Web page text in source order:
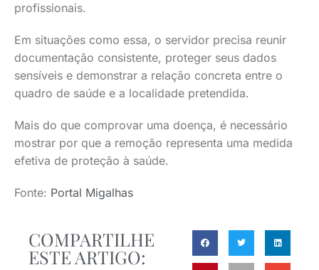
profissionais.
Em situações como essa, o servidor precisa reunir
documentação consistente, proteger seus dados
sensíveis e demonstrar a relação concreta entre o
quadro de saúde e a localidade pretendida.
Mais do que comprovar uma doença, é necessário
mostrar por que a remoção representa uma medida
efetiva de proteção à saúde.
Fonte: Portal Migalhas
COMPARTILHE
ESTE ARTIGO: